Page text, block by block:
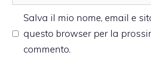
web
Salva il mio nome, email e
questo browser per la
commento.